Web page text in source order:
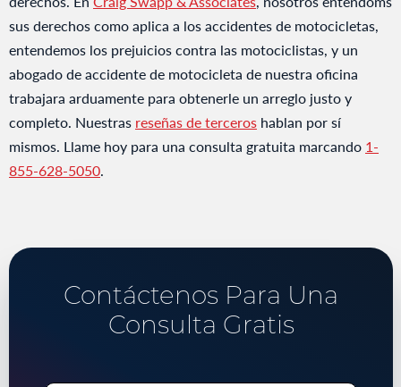
sus derechos como aplica a los accidentes de motocicletas,
entendemos los prejuicios contra las motociclistas, y un
abogado de accidente de motocicleta de nuestra oficina
trabajara arduamente para obtenerle un arreglo justo y
completo. Nuestras reseñas de terceros hablan por sí
mismos. Llame hoy para una consulta gratuita marcando 1-
855-628-5050.
Contáctenos Para Una
Consulta Gratis